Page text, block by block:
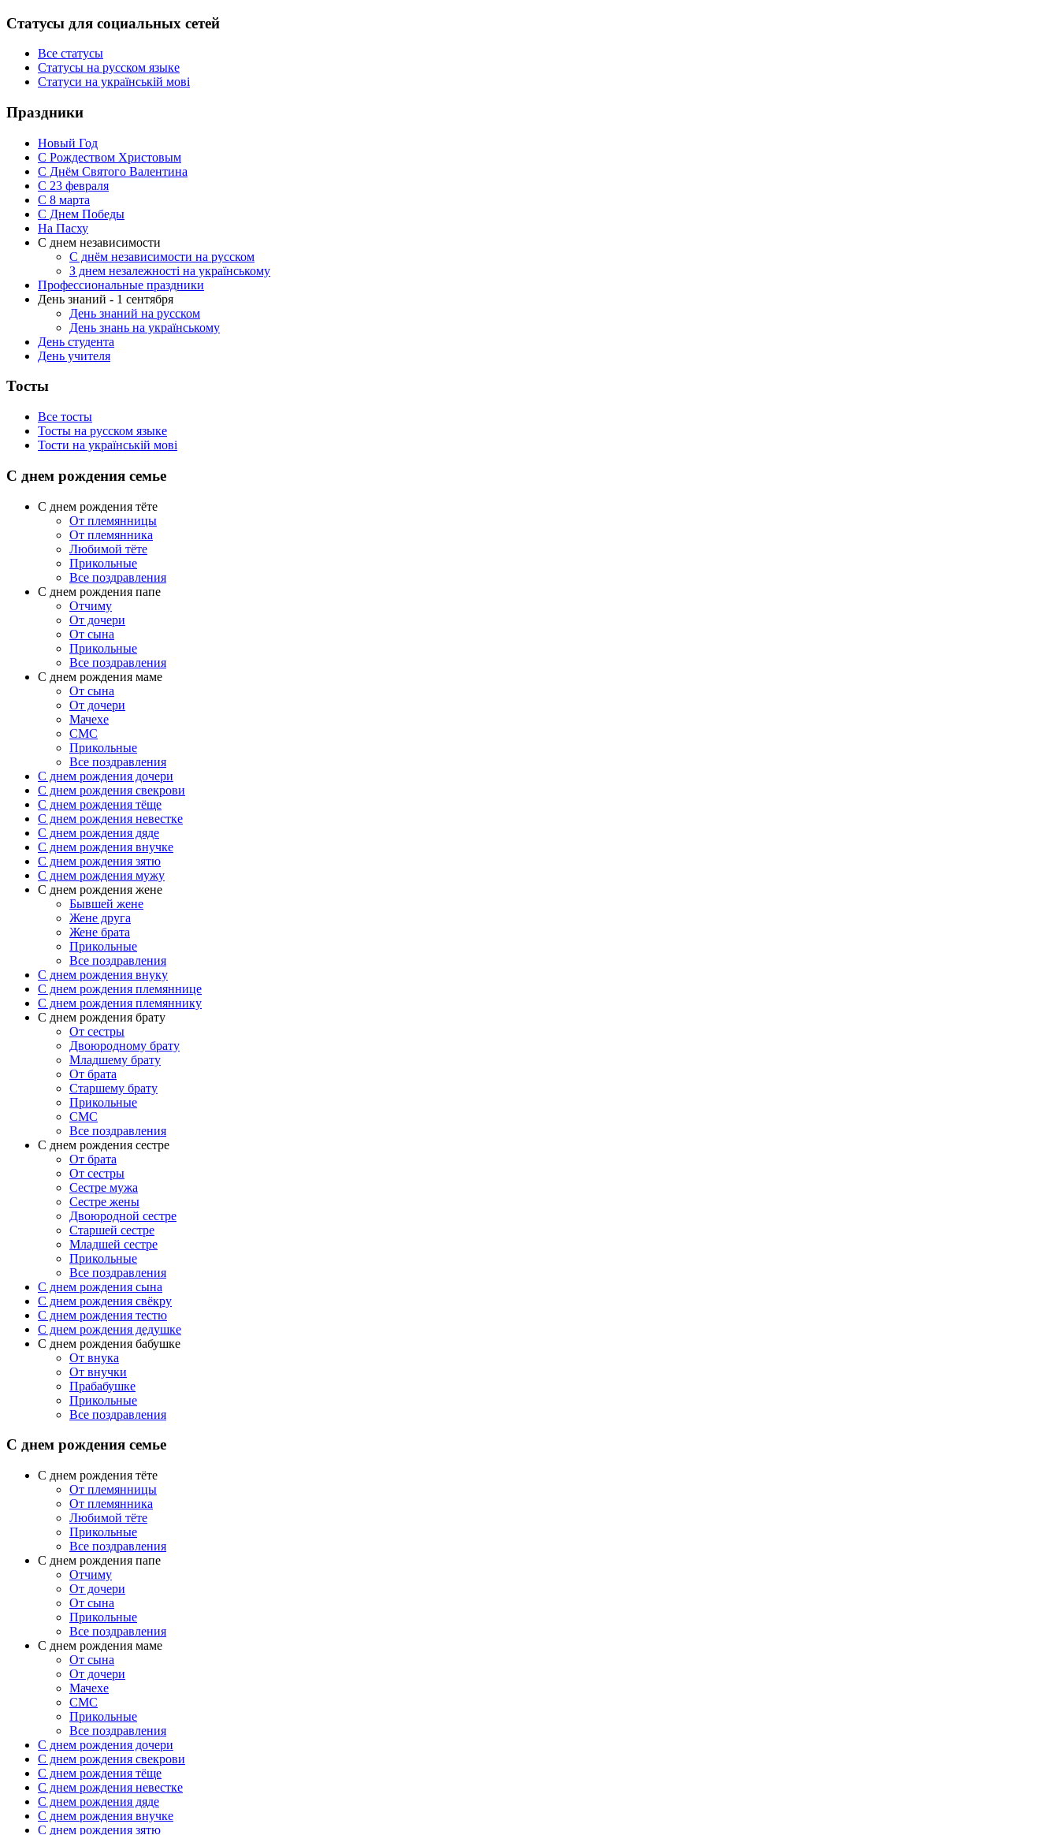
Статусы для социальных сетей
Все статусы
Статусы на русском языке
Статуси на українській мові
Праздники
Новый Год
С Рождеством Христовым
С Днём Святого Валентина
С 23 февраля
C 8 марта
С Днем Победы
На Пасху
С днем независимости
С днём независимости на русском
З днем незалежності на українському
Профессиональные праздники
День знаний - 1 сентября
День знаний на русском
День знань на українському
День студента
День учителя
Тосты
Все тосты
Тосты на русском языке
Тости на українській мові
С днем рождения семье
С днем рождения тёте
От племянницы
От племянника
Любимой тёте
Прикольные
Все поздравления
C днем рождения папе
Отчиму
От дочери
От сына
Прикольные
Все поздравления
С днем рождения маме
От сына
От дочери
Мачехе
СМС
Прикольные
Все поздравления
C днем рождения дочери
C днем рождения свекрови
C днем рождения тёще
C днем рождения невестке
C днем рождения дяде
C днем рождения внучке
C днем рождения зятю
C днем рождения мужу
С днем рождения жене
Бывшей жене
Жене друга
Жене брата
Прикольные
Все поздравления
C днем рождения внуку
C днем рождения племяннице
C днем рождения племяннику
C днем рождения брату
От сестры
Двоюродному брату
Младшему брату
От брата
Старшему брату
Прикольные
СМС
Все поздравления
С днем рождения сестре
От брата
От сестры
Сестре мужа
Сестре жены
Двоюродной сестре
Старшей сестре
Младшей сестре
Прикольные
Все поздравления
C днем рождения сына
C днем рождения свёкру
C днем рождения тестю
С днем рождения дедушке
С днем рождения бабушке
От внука
От внучки
Прабабушке
Прикольные
Все поздравления
С днем рождения семье
С днем рождения тёте
От племянницы
От племянника
Любимой тёте
Прикольные
Все поздравления
C днем рождения папе
Отчиму
От дочери
От сына
Прикольные
Все поздравления
С днем рождения маме
От сына
От дочери
Мачехе
СМС
Прикольные
Все поздравления
C днем рождения дочери
C днем рождения свекрови
C днем рождения тёще
C днем рождения невестке
C днем рождения дяде
C днем рождения внучке
C днем рождения зятю